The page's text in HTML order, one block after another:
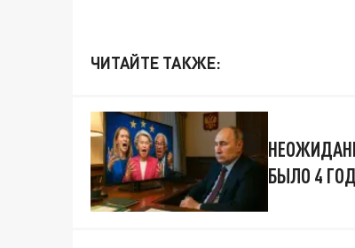
ЧИТАЙТЕ ТАКЖЕ:
БЫЛО 4